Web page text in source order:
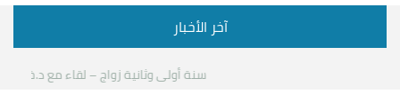
آخر الأخبار
سنة أولى وثانية زواج – لقاء مع د.خالد